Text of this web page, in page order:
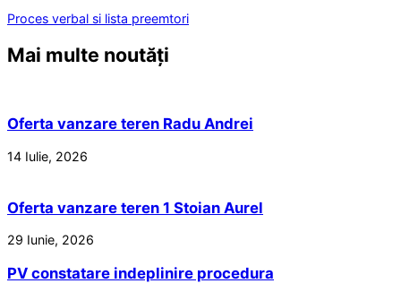
Proces verbal si lista preemtori
Mai multe noutăți
Oferta vanzare teren Radu Andrei
14 Iulie, 2026
Oferta vanzare teren 1 Stoian Aurel
29 Iunie, 2026
PV constatare indeplinire procedura